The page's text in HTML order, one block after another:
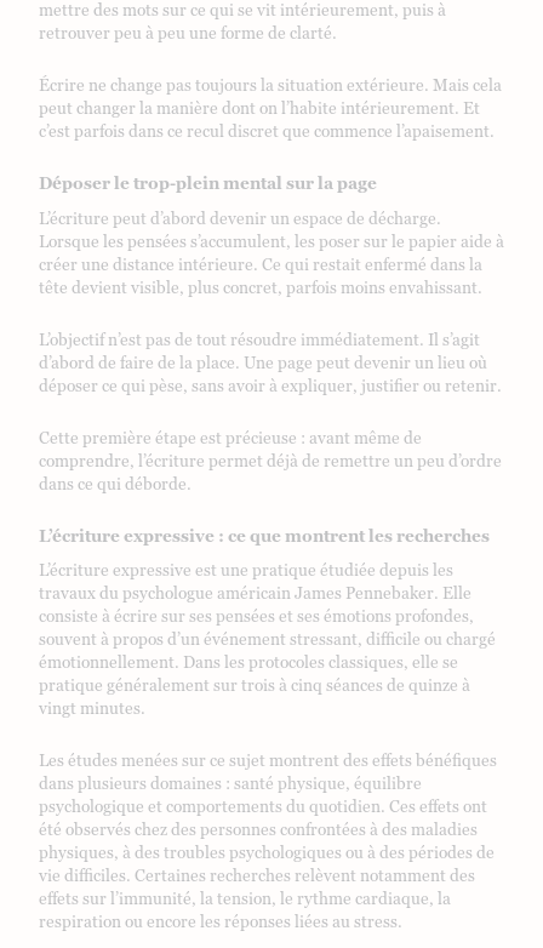
mettre des mots sur ce qui se vit intérieurement, puis à
retrouver peu à peu une forme de clarté.
Écrire ne change pas toujours la situation extérieure. Mais cela
peut changer la manière dont on l’habite intérieurement. Et
c’est parfois dans ce recul discret que commence l’apaisement.
Déposer le trop-plein mental sur la page
L’écriture peut d’abord devenir un espace de décharge.
Lorsque les pensées s’accumulent, les poser sur le papier aide à
créer une distance intérieure. Ce qui restait enfermé dans la
tête devient visible, plus concret, parfois moins envahissant.
L’objectif n’est pas de tout résoudre immédiatement. Il s’agit
d’abord de faire de la place. Une page peut devenir un lieu où
déposer ce qui pèse, sans avoir à expliquer, justifier ou retenir.
Cette première étape est précieuse : avant même de
comprendre, l’écriture permet déjà de remettre un peu d’ordre
dans ce qui déborde.
L’écriture expressive : ce que montrent les recherches
L’écriture expressive est une pratique étudiée depuis les
travaux du psychologue américain James Pennebaker. Elle
consiste à écrire sur ses pensées et ses émotions profondes,
souvent à propos d’un événement stressant, difficile ou chargé
émotionnellement. Dans les protocoles classiques, elle se
pratique généralement sur trois à cinq séances de quinze à
vingt minutes.
Les études menées sur ce sujet montrent des effets bénéfiques
dans plusieurs domaines : santé physique, équilibre
psychologique et comportements du quotidien. Ces effets ont
été observés chez des personnes confrontées à des maladies
physiques, à des troubles psychologiques ou à des périodes de
vie difficiles. Certaines recherches relèvent notamment des
effets sur l’immunité, la tension, le rythme cardiaque, la
respiration ou encore les réponses liées au stress.